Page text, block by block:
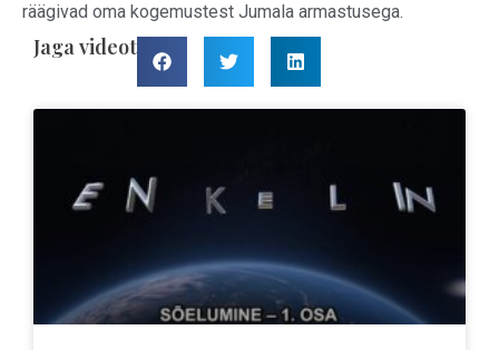
räägivad oma kogemustest Jumala armastusega.
Jaga videot